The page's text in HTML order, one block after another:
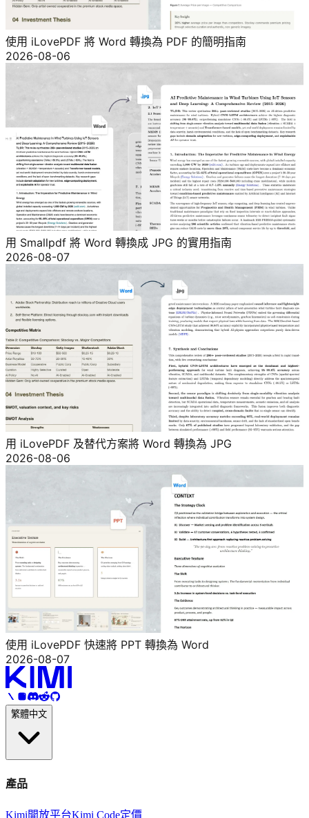
使用 iLovePDF 將 Word 轉換為 PDF 的簡明指南
2026-08-06
用 Smallpdf 將 Word 轉換成 JPG 的實用指南
2026-08-07
用 iLovePDF 及替代方案將 Word 轉換為 JPG
2026-08-06
使用 iLovePDF 快速將 PPT 轉換為 Word
2026-08-07
繁體中文
產品
Kimi開放平台Kimi Code定價